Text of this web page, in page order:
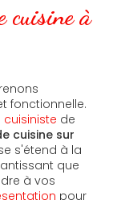
cuisine à
fonctionnelle.
cuisiniste de
cuisine sur
s'étend à la
que
à vos
pour